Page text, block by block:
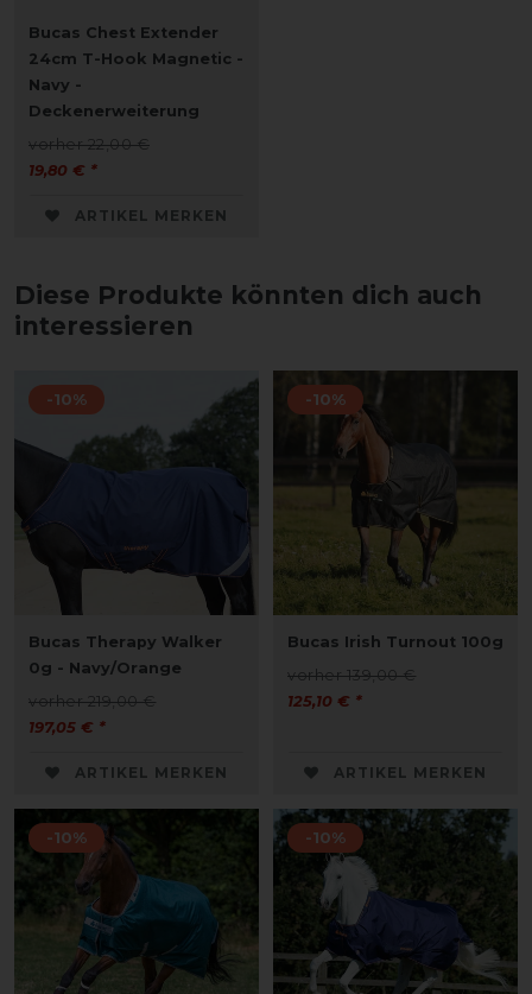
Bucas Chest Extender
24cm T-Hook Magnetic -
Navy -
Deckenerweiterung
vorher 22,00 €
19,80 € *
ARTIKEL MERKEN
Diese Produkte könnten dich auch
interessieren
-10%
Bucas Therapy Walker
0g - Navy/Orange
vorher 219,00 €
197,05 € *
ARTIKEL MERKEN
-10%
Bucas Irish Turnout 100g
vorher 139,00 €
125,10 € *
ARTIKEL MERKEN
-10% -10%